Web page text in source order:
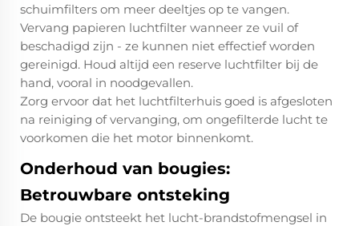
schuimfilters om meer deeltjes op te vangen.
Vervang papieren luchtfilter wanneer ze vuil of
beschadigd zijn - ze kunnen niet effectief worden
gereinigd. Houd altijd een reserve luchtfilter bij de
hand, vooral in noodgevallen.
Zorg ervoor dat het luchtfilterhuis goed is afgesloten
na reiniging of vervanging, om ongefilterde lucht te
voorkomen die het motor binnenkomt.
Onderhoud van bougies:
Betrouwbare ontsteking
De bougie ontsteekt het lucht-brandstofmengsel in